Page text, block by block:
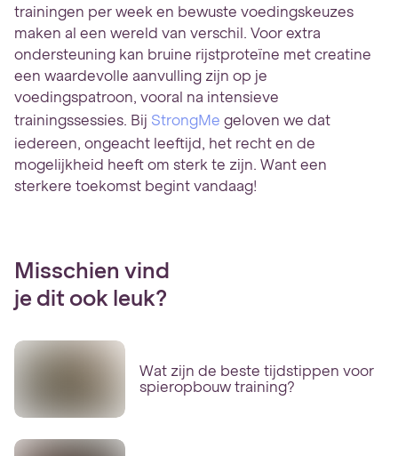
trainingen per week en bewuste voedingskeuzes
maken al een wereld van verschil. Voor extra
ondersteuning kan bruine rijstproteïne met creatine
een waardevolle aanvulling zijn op je
voedingspatroon, vooral na intensieve
trainingssessies. Bij StrongMe geloven we dat
iedereen, ongeacht leeftijd, het recht en de
mogelijkheid heeft om sterk te zijn. Want een
sterkere toekomst begint vandaag!
Misschien vind
je dit ook leuk?
Wat zijn de beste tijdstippen voor
spieropbouw training?